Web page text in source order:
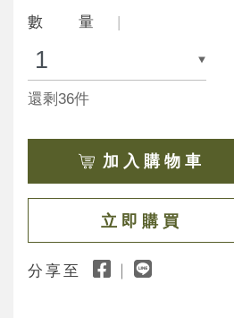
數 量
還剩36件
加 入 購 物 車
立 即 購 買
分享至